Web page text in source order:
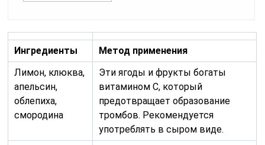
Ингредиенты
Метод применения
Лимон, клюква,
апельсин,
облепиха,
смородина
Эти ягоды и фрукты богаты
витамином С, который
предотвращает образование
тромбов. Рекомендуется
употреблять в сыром виде.